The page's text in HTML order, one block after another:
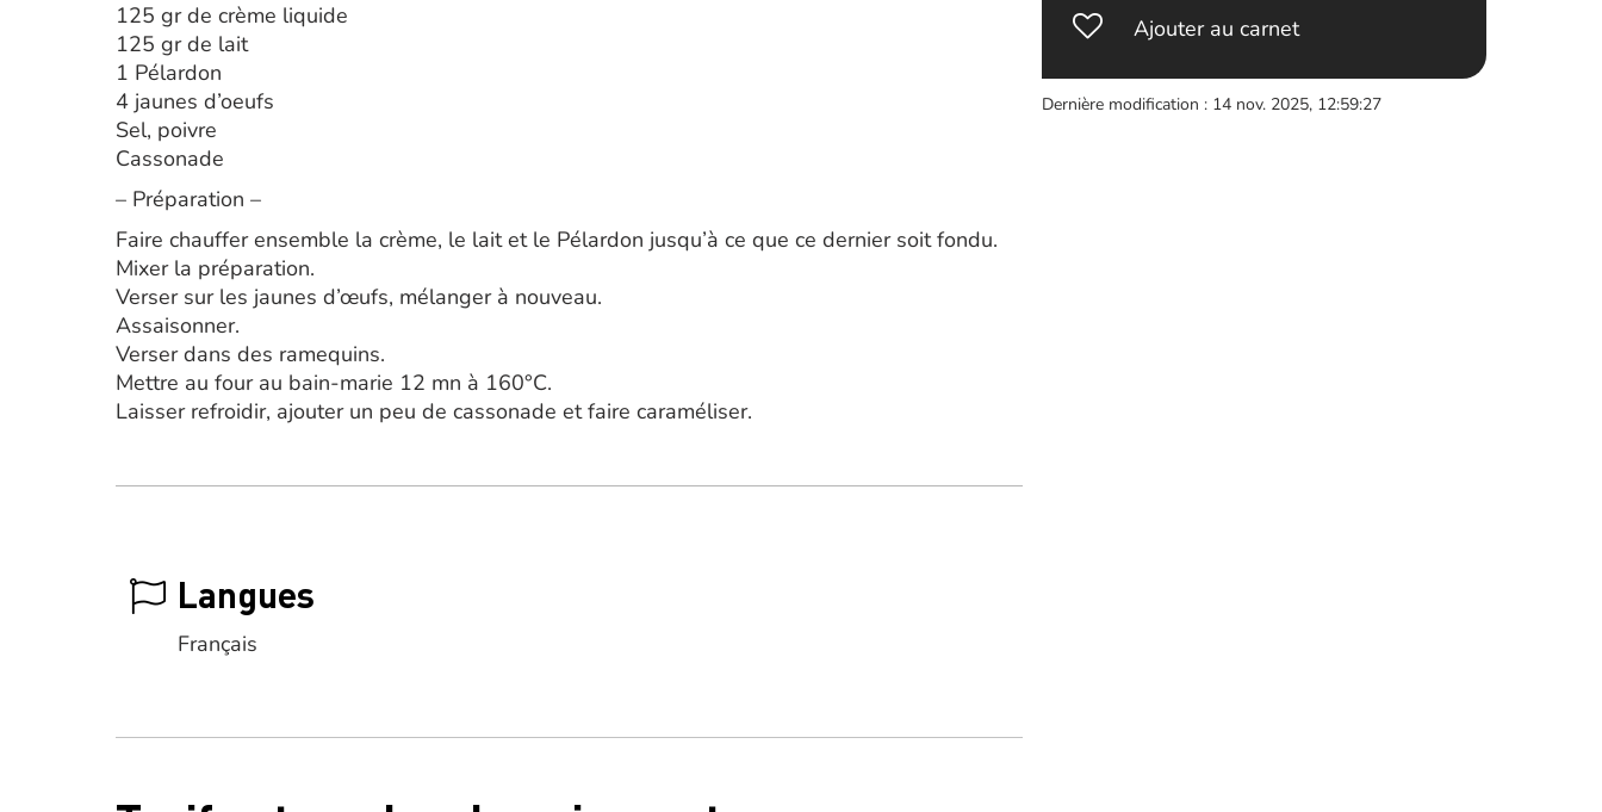
125 gr de crème liquide
125 gr de lait
1 Pélardon
4 jaunes d’oeufs
Sel, poivre
Cassonade
– Préparation –
Faire chauffer ensemble la crème, le lait et le Pélardon jusqu’à ce que ce dernier soit fondu.
Mixer la préparation.
Verser sur les jaunes d’œufs, mélanger à nouveau.
Assaisonner.
Verser dans des ramequins.
Mettre au four au bain-marie 12 mn à 160°C.
Laisser refroidir, ajouter un peu de cassonade et faire caraméliser.
Langues
Français
Ajouter au carnet
Dernière modification : 14 nov. 2025, 12:59:27